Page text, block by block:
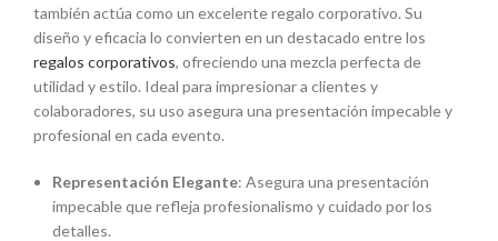
también actúa como un excelente regalo corporativo. Su
diseño y eficacia lo convierten en un destacado entre los
regalos corporativos, ofreciendo una mezcla perfecta de
utilidad y estilo. Ideal para impresionar a clientes y
colaboradores, su uso asegura una presentación impecable y
profesional en cada evento.
Representación Elegante: Asegura una presentación
impecable que refleja profesionalismo y cuidado por los
detalles.